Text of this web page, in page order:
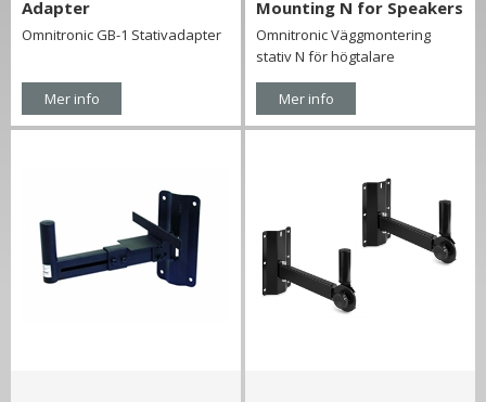
Adapter
Omnitronic GB-1 Stativadapter
Mer info
Mounting N for Speakers
Omnitronic Väggmontering
stativ N för högtalare
Mer info